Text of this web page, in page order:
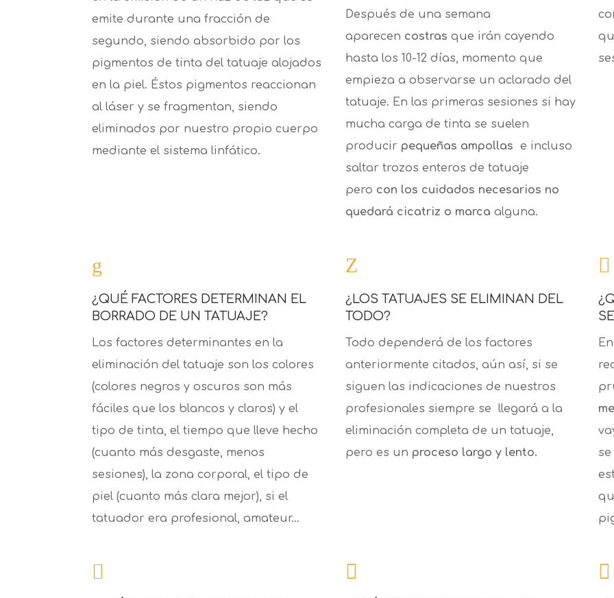
emite durante una fracción de
segundo, siendo absorbido por los
pigmentos de tinta del tatuaje alojados
en la piel. Éstos pigmentos reaccionan
al láser y se fragmentan, siendo
eliminados por nuestro propio cuerpo
mediante el sistema linfático.
Después de una semana
aparecen costras que irán cayendo
hasta los 10-12 días, momento que
empieza a observarse un aclarado del
tatuaje. En las primeras sesiones si hay
mucha carga de tinta se suelen
producir pequeñas ampollas
e incluso
saltar trozos enteros de tatuaje
pero con los cuidados necesarios no
quedará cicatriz o marca alguna.
g
¿QUÉ FACTORES DETERMINAN EL
BORRADO DE UN TATUAJE?
Los factores determinantes en la
eliminación del tatuaje son los colores
(colores negros y oscuros son más
fáciles que los blancos y claros) y el
tipo de tinta, el tiempo que lleve hecho
(cuanto más desgaste, menos
sesiones), la zona corporal, el tipo de
piel (cuanto más clara mejor), si el
tatuador era profesional, amateur…
Z
¿LOS TATUAJES SE ELIMINAN DEL
TODO?
Todo dependerá de los factores
anteriormente citados, aún así, si se
siguen las indicaciones de nuestros
profesionales siempre se llegará a la
eliminación completa de un tatuaje,
pero es un proceso largo y lento.

  